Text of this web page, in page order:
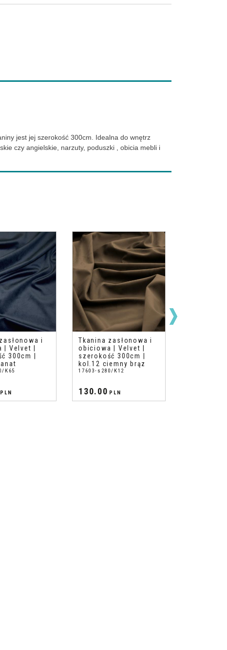
jest jej szerokość 300cm. Idealna do wnętrz
czy angielskie, narzuty, poduszki , obicia mebli i
i
| Velvet |
300cm |
K65
PLN
Tkanina zasłonowa i
obiciowa | Velvet |
szerokość 300cm |
kol.12 ciemny brąz
17603-s280/K12
130.00 PLN